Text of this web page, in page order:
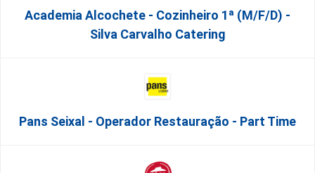
Academia Alcochete - Cozinheiro 1ª (m/f/d) -
Silva Carvalho Catering
Pans Seixal - Operador Restauração - Part Time